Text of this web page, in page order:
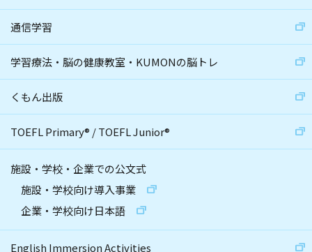
通信学習
学習療法・脳の健康教室・KUMONの脳トレ
くもん出版
TOEFL Primary® /TOEFL Junior®
施設・学校・企業での公文式
施設・学校向け導入事業
企業・学校向け日本語
English Immersion Activities